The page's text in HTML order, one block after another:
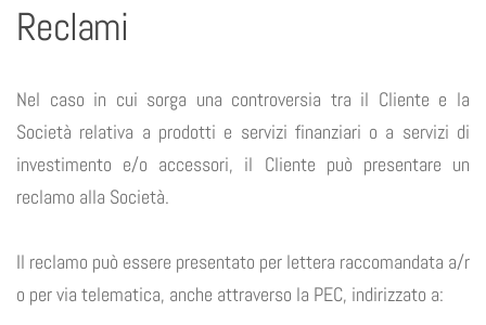
Reclami
Nel caso in cui sorga una controversia tra il Cliente e la
Società relativa a prodotti e servizi finanziari o a servizi di
investimento e/o accessori, il Cliente può presentare un
reclamo alla Società.
Il reclamo può essere presentato per lettera raccomandata a/r
o per via telematica, anche attraverso la PEC, indirizzato a: